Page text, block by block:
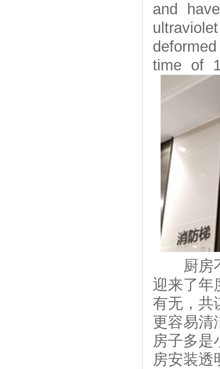
and
time of
厨房不
迎来了年
有无，共
更容易清
房子多是
房安装透